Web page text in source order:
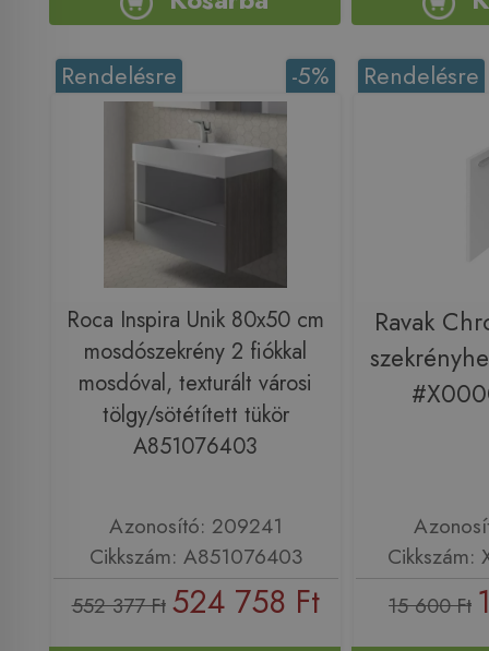
-5%
Rendelésre
Roca Inspira Unik 80x50 cm
mosdószekrény 2 fiókkal
mosdóval, texturált városi
tölgy/sötétített tükör
A851076403
Azonosító: 209241
Cikkszám: A851076403
552 377 Ft 524 758 Ft
Rendelésre
Ravak
15 600 Ft